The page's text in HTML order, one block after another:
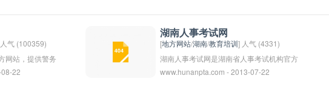
气 (100359)
网站，提供警务
相关信息。用
22
湖南人事考试网
[地方网站/湖南/教育培训] 人气 (4331)
湖南人事考试网是湖南省人事考试机构官方
网站，提供关于湖南省各类人事考试信息和
www.hunanpta.com - 2013-07-22